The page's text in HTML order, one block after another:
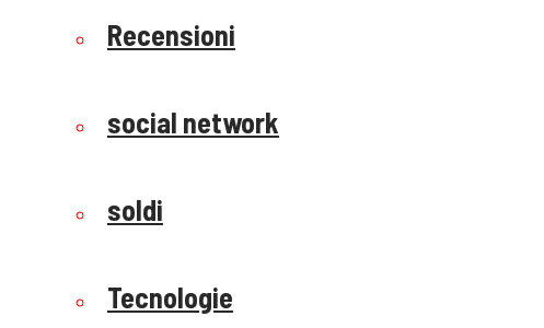
Recensioni
social network
soldi
Tecnologie